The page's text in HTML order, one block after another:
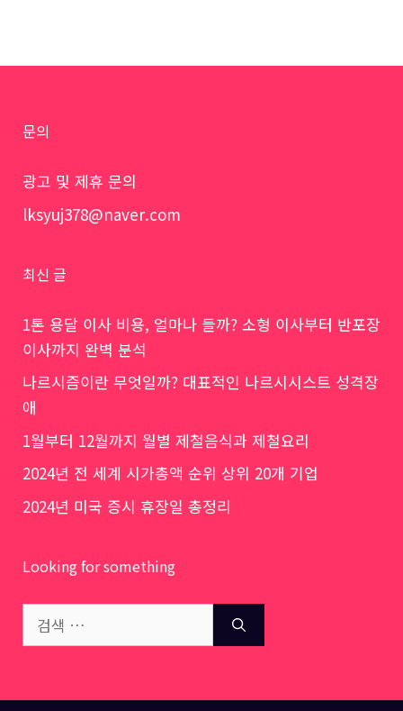
문의
광고 및 제휴 문의
lksyuj378@naver.com
최신 글
1톤 용달 이사 비용, 얼마나 들까? 소형 이사부터 반포장
이사까지 완벽 분석
나르시즘이란 무엇일까? 대표적인 나르시시스트 성격장
애
1월부터 12월까지 월별 제철음식과 제철요리
2024년 전 세계 시가총액 순위 상위 20개 기업
2024년 미국 증시 휴장일 총정리
Looking for something
색: